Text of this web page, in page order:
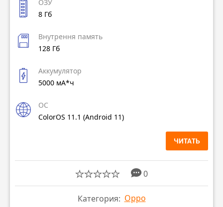
ОЗУ
8 Гб
Внутрення память
128 Гб
Аккумулятор
5000 мА*ч
ОС
ColorOS 11.1 (Android 11)
ЧИТАТЬ
0
Категория: Oppo